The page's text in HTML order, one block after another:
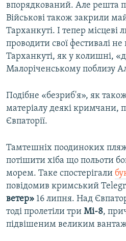
впорядкований. Але решта
Військові також закрили
Тарханкуті. І тепер місцеві
проводити свої фестивалі
Тарханкуті, як у колишні,
Малоріченському поблизу
Подібне «безриб'я», як
матеріалу деякі кримчани,
Євпаторії.
Тамтешніх поодиноких
потішити хіба що польоти
морем. Таке спостерігали
повідомив кримський
ветер» 16 липня. Над
тоді пролетіли три Мі-8,
підвішеним великим